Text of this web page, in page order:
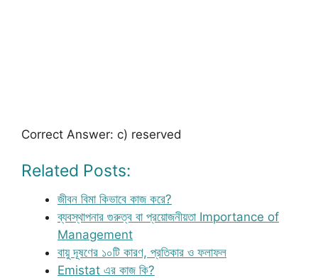
Correct Answer: c) reserved
Related Posts:
জীবন বিমা কিভাবে কাজ করে?
ব্যবস্থাপনার গুরুত্ব বা প্রয়োজনীয়তা Importance of
Management
বায়ু দূষণের ১০টি কারণ, প্রতিকার ও ফলাফল
Emistat এর কাজ কি?